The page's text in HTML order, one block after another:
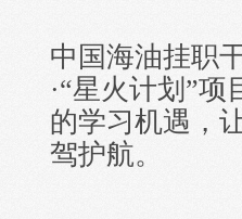
中国海油挂职
·“星火计划”
的学习机遇，
驾护航。